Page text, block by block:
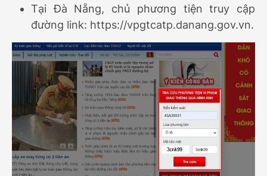
Tại Đà Nẵng, chủ phương tiện truy cập
đường link: https://vpgtcatp.danang.gov.vn.